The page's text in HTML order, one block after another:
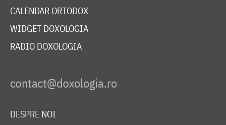
CALENDAR ORTODOX
WIDGET DOXOLOGIA
RADIO DOXOLOGIA
DESPRE NOI